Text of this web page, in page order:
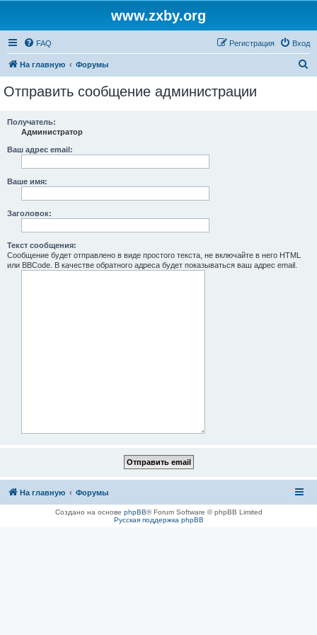
www.zxby.org
FAQ Вход
Регистрация
На главную Форумы
Отправить сообщение администрации
Получатель:
Администратор
Ваш адрес email:
Ваше имя:
Заголовок:
Текст сообщения:
Сообщение будет отправлено в виде простого текста, не включайте в него HTML
или BBCode. В качестве обратного адреса будет показываться ваш адрес email.
На главную Форумы
Создано на основе phpBB® Forum Software © phpBB Limited
Русская поддержка phpBB